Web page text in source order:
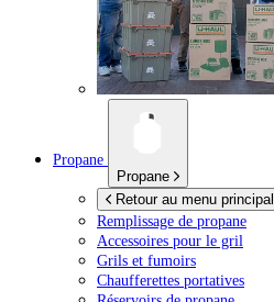
Propane
Propane
Retour au menu principal
Remplissage de propane
Accessoires pour le gril
Grils et fumoirs
Chaufferettes portatives